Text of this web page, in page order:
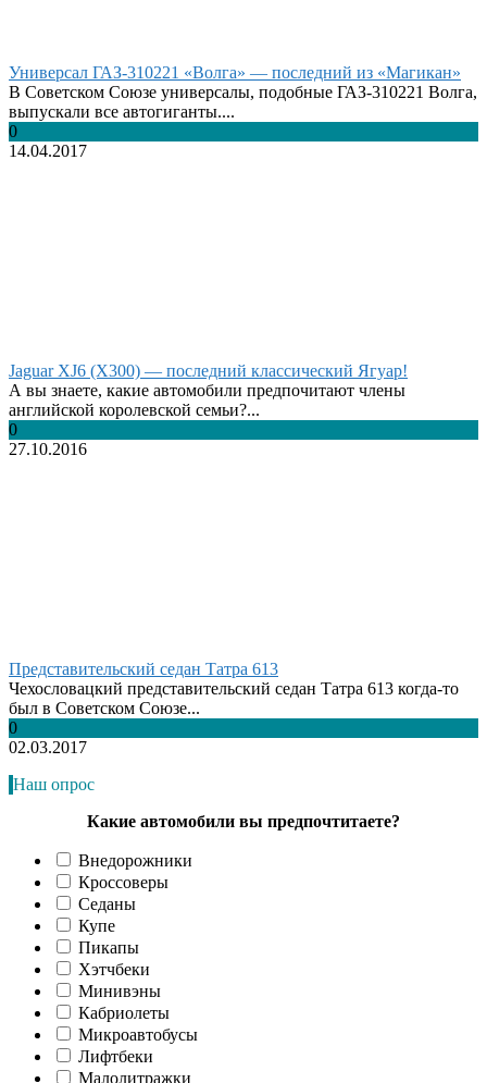
Универсал ГАЗ-310221 «Волга» — последний из «Магикан»
В Советском Союзе универсалы, подобные ГАЗ-310221 Волга,
выпускали все автогиганты....
0
14.04.2017
Jaguar XJ6 (X300) — последний классический Ягуар!
А вы знаете, какие автомобили предпочитают члены
английской королевской семьи?...
0
27.10.2016
Представительский седан Татра 613
Чехословацкий представительский седан Татра 613 когда-то
был в Советском Союзе...
0
02.03.2017
Наш опрос
Какие автомобили вы предпочтитаете?
Внедорожники
Кроссоверы
Седаны
Купе
Пикапы
Хэтчбеки
Минивэны
Кабриолеты
Микроавтобусы
Лифтбеки
Малолитражки